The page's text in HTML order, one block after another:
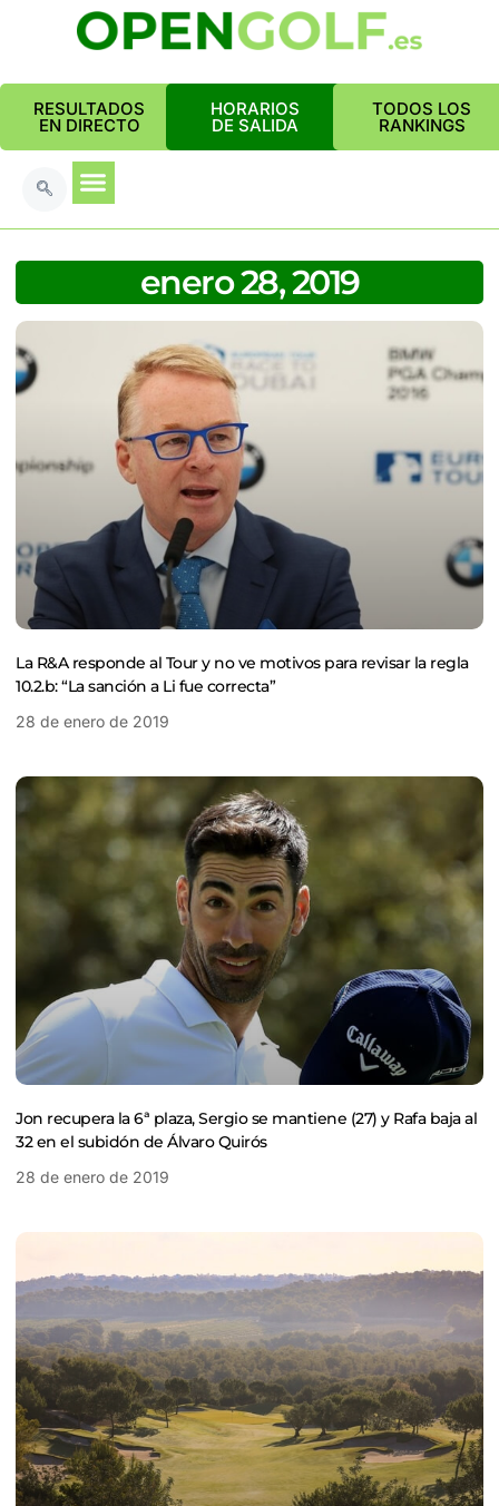
RESULTADOS
EN DIRECTO
HORARIOS
DE SALIDA
TODOS LOS
RANKINGS
enero 28, 2019
La R&A responde al Tour y no ve motivos para revisar la regla
10.2.b: “La sanción a Li fue correcta”
28 de enero de 2019
Jon recupera la 6ª plaza, Sergio se mantiene (27) y Rafa baja al
32 en el subidón de Álvaro Quirós
28 de enero de 2019